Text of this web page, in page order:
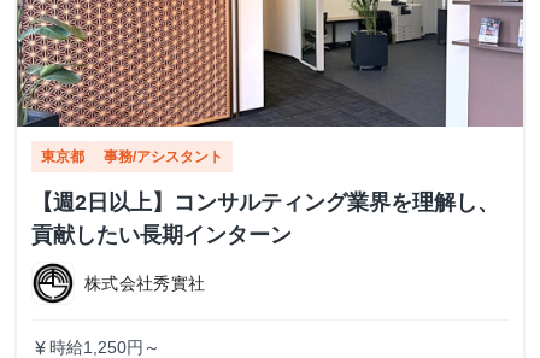
東京都 事務/アシスタント
【週2日以上】コンサルティング業界を理解し、
貢献したい長期インターン
株式会社秀實社
currency_yen 時給1,250円～